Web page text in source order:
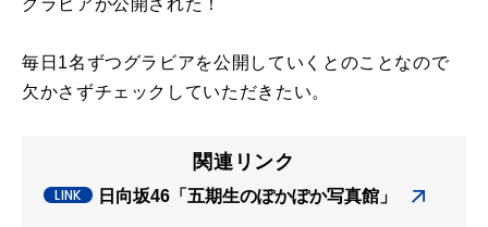
毎日 1名ずつグラビアを公開していくとのことなので
欠かさずチェックしていただきたい。
関連リンク
日向坂46「五期生のぽかぽか写真館」